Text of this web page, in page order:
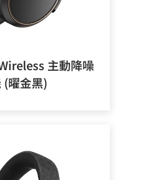
主動降噪
(曜金黑)